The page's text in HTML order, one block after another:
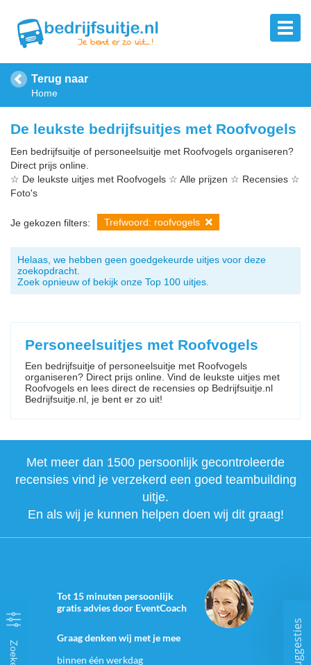
Terug naar
Home
Zoeken
De leukste bedrijfsuitjes met Roofvogels
Een bedrijfsuitje of personeelsuitje met Roofvogels organiseren?
Direct prijs online.
☆ De leukste uitjes met Roofvogels ☆ Alle prijzen ☆ Recensies ☆
Foto's
Je gekozen filters: Trefwoord: roofvogels
Helaas, we hebben geen goedgekeurde uitjes voor deze
zoekopdracht.
Zoek opnieuw of bekijk onze Top 100 uitjes.
Personeelsuitjes met Roofvogels
Een bedrijfsuitje of personeelsuitje met Roofvogels
organiseren? Direct prijs online. Vind de leukste uitjes met
Roofvogels en lees direct de recensies op Bedrijfsuitje.nl
Bedrijfsuitje.nl, je bent er zo uit!
Met meer dan 1500 persoonlijk gecontroleerde
recensies vind je verzekerd een goed teambuilding
uitje.
En als wij je kunnen helpen doen wij dit graag!
Tot 15 minuten persoonlijk
gratis advies door EventCoach
Graag denken wij met je mee
binnen één werkdag
Suggesties